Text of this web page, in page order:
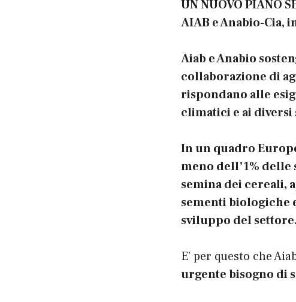
UN NUOVO PIANO
AIAB e Anabio-Cia,
Aiab e Anabio
collaborazione di
rispondano alle
climatici e ai
In un quadro
meno dell’1%
semina dei cereali,
sementi biologiche
sviluppo del settore.
E’ per questo che
urgente bisogno di